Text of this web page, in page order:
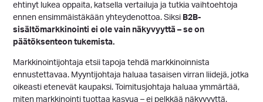
ehtinyt lukea oppaita, katsella vertailuja ja tutkia vaihtoehtoja
ennen ensimmäistäkään yhteydenottoa. Siksi B2B-
sisältömarkkinointi ei ole vain näkyvyyttä – se on
päätöksenteon tukemista.
Markkinointijohtaja etsii tapoja tehdä markkinoinnista
ennustettavaa. Myyntijohtaja haluaa tasaisen virran liidejä, jotka
oikeasti etenevät kaupaksi. Toimitusjohtaja haluaa ymmärtää,
miten markkinointi tuottaa kasvua – ei pelkkää näkyvyyttä.